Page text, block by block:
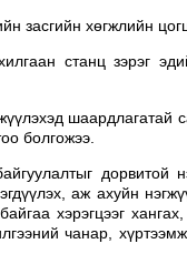
хөгжлийн цогц
станц зэрэг эдийн
шаардлагатай
болгожээ.
аж ахуйн
хэрэгцээг
чанар,